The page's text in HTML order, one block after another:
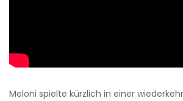
Meloni spielte kürzlich in einer